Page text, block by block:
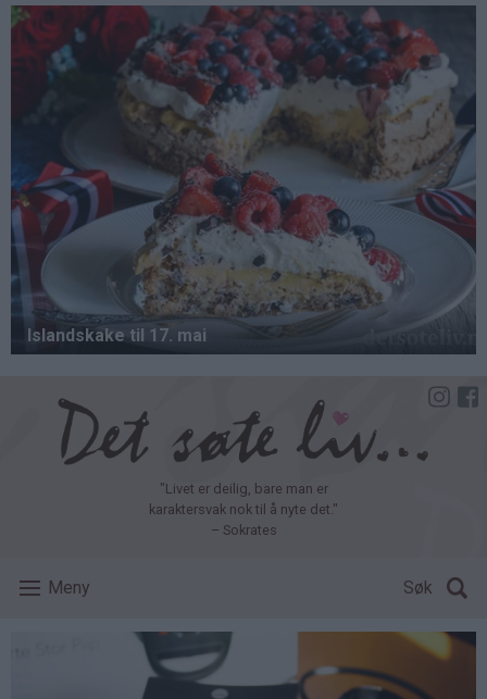
Hopp
hovedinnhold
"Livet er deilig, bare man er
karaktersvak nok til å nyte det."
– Sokrates
Meny Søk